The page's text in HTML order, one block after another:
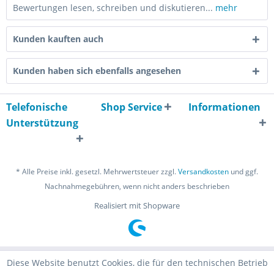
Bewertungen lesen, schreiben und diskutieren... mehr
Kunden kauften auch
Kunden haben sich ebenfalls angesehen
Telefonische
Unterstützung
Shop Service Informationen
* Alle Preise inkl. gesetzl. Mehrwertsteuer zzgl.Versandkosten und ggf.
Nachnahmegebühren, wenn nicht anders beschrieben
Realisiert mit Shopware
Diese Website benutzt Cookies, die für den technischen Betrieb